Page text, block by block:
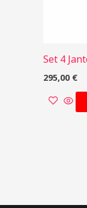
Set 4
295,00 €